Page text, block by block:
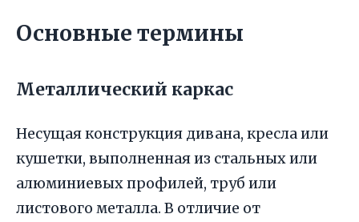
Основные термины
Металлический каркас
Несущая конструкция дивана, кресла или
кушетки, выполненная из стальных или
алюминиевых профилей, труб или
листового металла. В отличие от